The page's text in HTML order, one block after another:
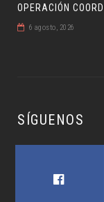
OPERACIÓN
6 agosto, 2026
SÍGUENOS